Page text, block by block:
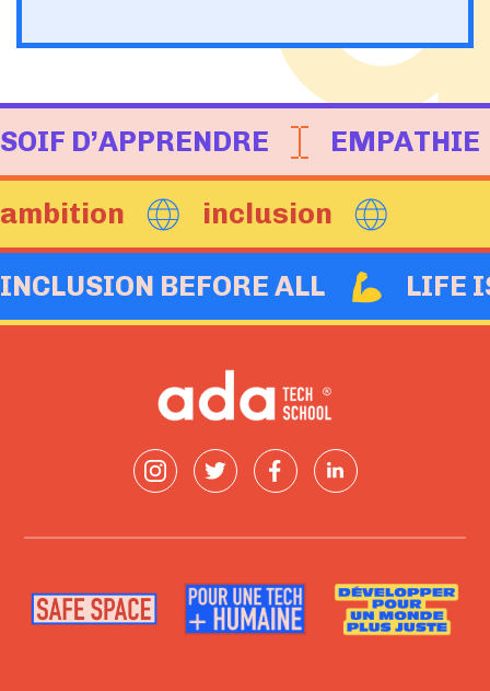
SOIF D’APPRENDRE EMPATHIE
ambition inclusion
INCLUSION BEFORE ALL LIFE